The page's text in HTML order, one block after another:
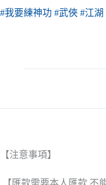
#我要練神功 #武俠 #江湖
【注意事項】
.【匯款需要本人匯款 不